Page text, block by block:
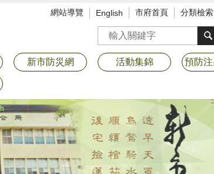
網站導覽 English 市府首頁 分類檢索
搜尋
新市防災網 活動集錦